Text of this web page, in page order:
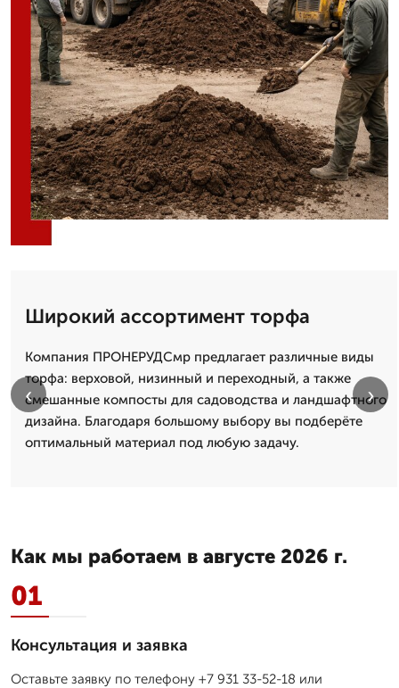
Широкий ассортимент торфа
Компания ПРОНЕРУДСмр предлагает различные виды
торфа: верховой, низинный и переходный, а также
смешанные компосты для садоводства и ландшафтного
дизайна. Благодаря большому выбору вы подберёте
оптимальный материал под любую задачу.
‹ ›
Как мы работаем в августе 2026 г.
01
Консультация и заявка
Оставьте заявку по телефону +7 931 33-52-18 или